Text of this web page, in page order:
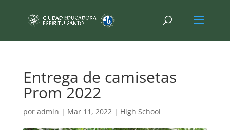
Entrega de camisetas
Prom 2022
por admin | Mar 11, 2022| High School